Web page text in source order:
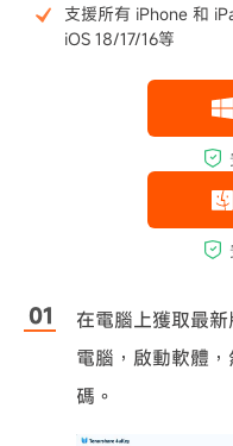
支援所有 iPhone 和
iOS 18/17/16等
在電腦上獲取最
電腦，啟動軟體
碼。